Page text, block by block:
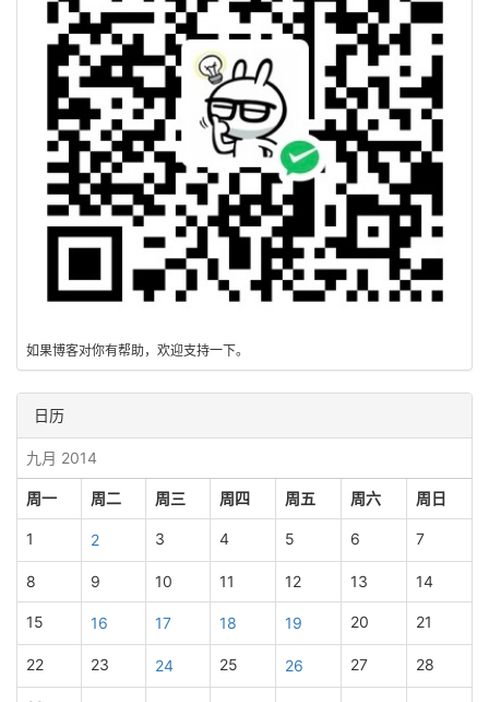
如果博客对你有帮助，欢迎支持一下。
日历
九月 2014
周一 周二 周三 周四 周五 周六 周日
1 2 3 4 5 6 7
8 9 10 11 12 13 14
15 16 17 18 19 20 21
22 23 24 25 26 27 28